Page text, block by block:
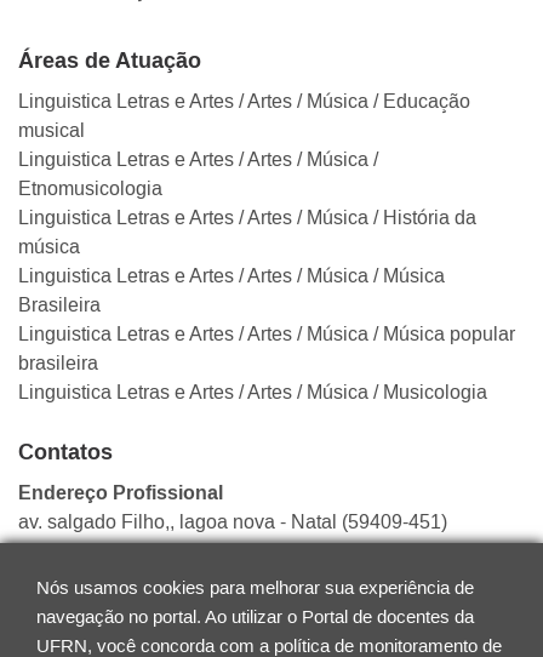
Nós usamos cookies para melhorar sua experiência de
navegação no portal. Ao utilizar o Portal de docentes da
UFRN, você concorda com a política de monitoramento de
Áreas de Atuação
Linguistica Letras e Artes / Artes / Música / Educação
musical
Linguistica Letras e Artes / Artes / Música /
Etnomusicologia
Linguistica Letras e Artes / Artes / Música / História da
música
Linguistica Letras e Artes / Artes / Música / Música
Brasileira
Linguistica Letras e Artes / Artes / Música / Música popular
brasileira
Linguistica Letras e Artes / Artes / Música / Musicologia
Contatos
Endereço Profissional
av. salgado Filho,, lagoa nova - Natal (59409-451)
2153605
E-mail